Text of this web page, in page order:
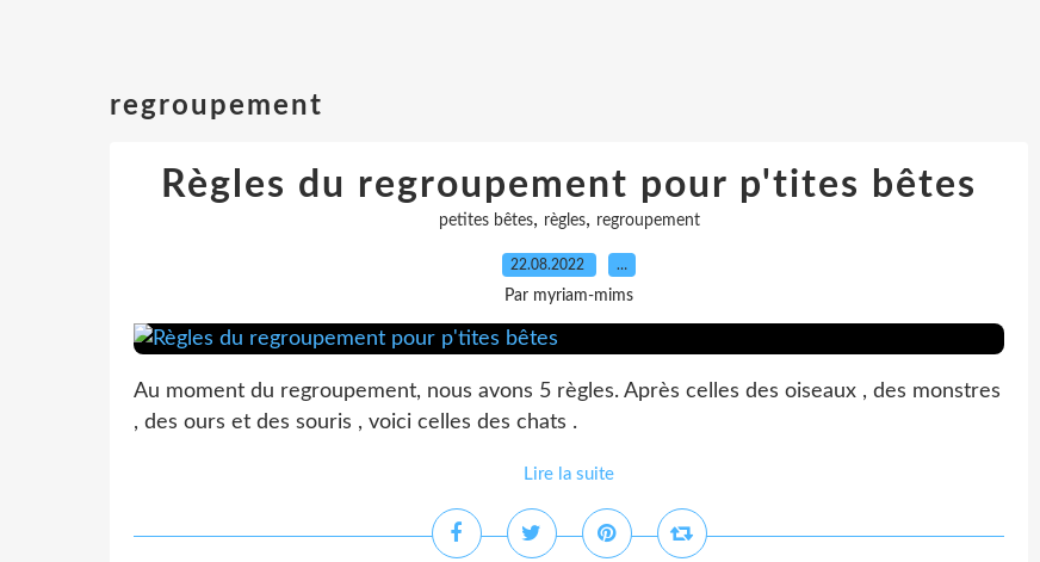
regroupement
Règles du regroupement pour p'tites bêtes
petites bêtes, règles, regroupement
22.08.2022 …
Par myriam-mims
Au moment du regroupement, nous avons 5 règles. Après celles des oiseaux , des monstres
, des ours et des souris , voici celles des chats .
Lire la suite